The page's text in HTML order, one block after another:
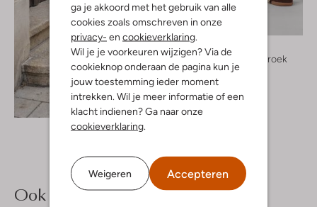
ga je akkoord met het gebruik van alle
cookies zoals omschreven in onze
privacy- en cookieverklaring.
Wil je je voorkeuren wijzigen? Via de
cookieknop onderaan de pagina kun je
jouw toestemming ieder moment
intrekken. Wil je meer informatie of een
klacht indienen? Ga naar onze
cookieverklaring.
Weigeren Accepteren
Ontdek de look
Nukus
Joggingbroek
€ 119,99
Ook iets voor jou?